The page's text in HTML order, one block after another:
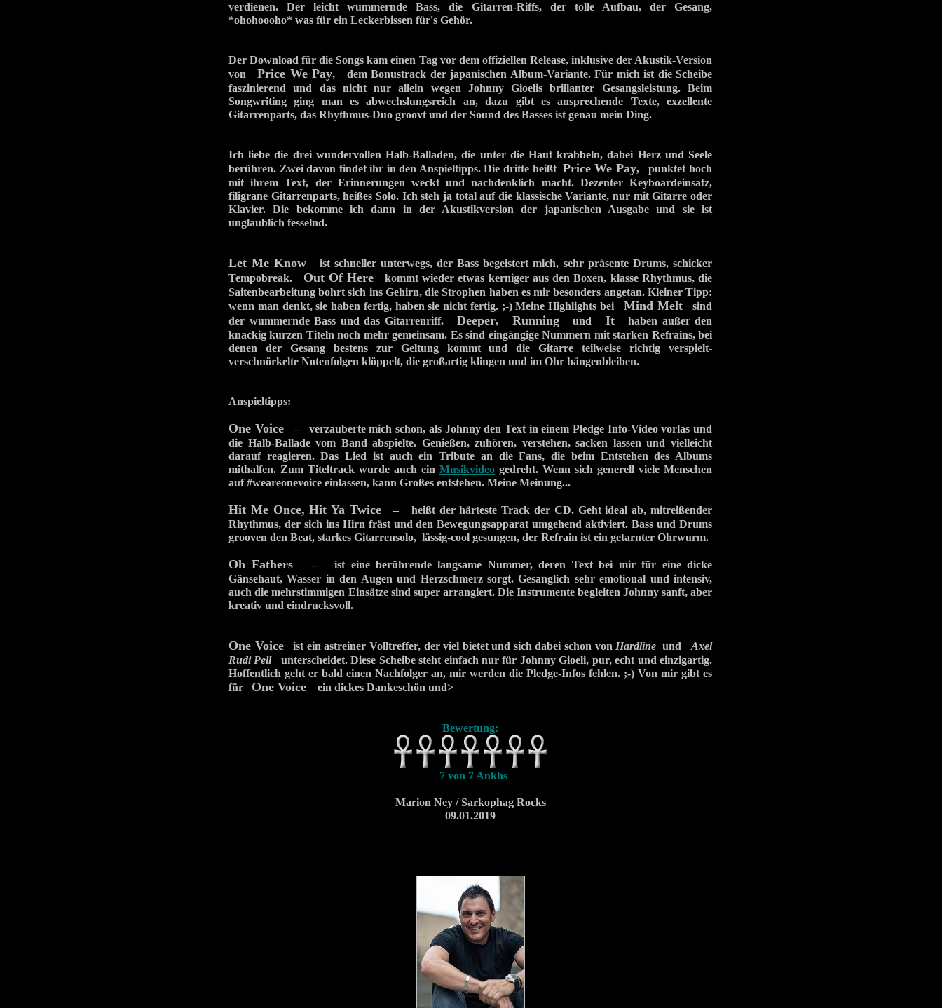
verdienen. Der leicht wummernde Bass, die Gitarren-Riffs, der tolle Aufbau, der Gesang,
*ohohoooho* was für ein Leckerbissen für's Gehör.
Der Download für die Songs kam einen Tag vor dem offiziellen Release, inklusive der Akustik-Version
vonPrice We Pay, dem Bonustrack der japanischen Album-Variante. Für mich ist die Scheibe
faszinierend und das nicht nur allein wegen Johnny Gioelis brillanter Gesangsleistung. Beim
Songwriting ging man es abwechslungsreich an, dazu gibt es ansprechende Texte, exzellente
Gitarrenparts, das Rhythmus-Duo groovt und der Sound des Basses ist genau mein Ding.
Ich liebe die drei wundervollen Halb-Balladen, die unter die Haut krabbeln, dabei Herz und Seele
berühren. Zwei davon findet ihr in den Anspieltipps. Die dritte heißt Price We Pay, punktet hoch
mit ihrem Text, der Erinnerungen weckt und nachdenklich macht. Dezenter Keyboardeinsatz,
filigrane Gitarrenparts, heißes Solo. Ich steh ja total auf die klassische Variante, nur mit Gitarre oder
Klavier. Die bekomme ich dann in der Akustikversion der japanischen Ausgabe und sie ist
unglaublich fesselnd.
Let Me Know ist schneller unterwegs, der Bass begeistert mich, sehr präsente Drums, schicker
Tempobreak. Out Of Here kommt wieder etwas kerniger aus den Boxen, klasse Rhythmus, die
Saitenbearbeitung bohrt sich ins Gehirn, die Strophen haben es mir besonders angetan. Kleiner Tipp:
wenn man denkt, sie haben fertig, haben sie nicht fertig. ;-) Meine Highlights bei Mind Meltsind
der wummernde Bass und das Gitarrenriff. Deeper, Runningund Ithaben außer den
knackig kurzen Titeln noch mehr gemeinsam. Es sind eingängige Nummern mit starken Refrains, bei
denen der Gesang bestens zur Geltung kommt und die Gitarre teilweise richtig verspielt-
verschnörkelte Notenfolgen klöppelt, die großartig klingen und im Ohr hängenbleiben.
Anspieltipps:
One Voice– verzauberte mich schon, als Johnny den Text in einem Pledge Info-Video vorlas und
die Halb-Ballade vom Band abspielte. Genießen, zuhören, verstehen, sacken lassen und vielleicht
darauf reagieren. Das Lied ist auch ein Tribute an die Fans, die beim Entstehen des Albums
mithalfen. Zum Titeltrack wurde auch ein Musikvideo gedreht. Wenn sich generell viele Menschen
auf #weareonevoice einlassen, kann Großes entstehen. Meine Meinung...
Hit Me Once, Hit Ya Twice – heißt der härteste Track der CD. Geht ideal ab, mitreißender
Rhythmus, der sich ins Hirn fräst und den Bewegungsapparat umgehend aktiviert. Bass und Drums
grooven den Beat, starkes Gitarrensolo, lässig-cool gesungen, der Refrain ist ein getarnter Ohrwurm.
Oh Fathers – ist eine berührende langsame Nummer, deren Text bei mir für eine dicke
Gänsehaut, Wasser in den Augen und Herzschmerz sorgt. Gesanglich sehr emotional und intensiv,
auch die mehrstimmigen Einsätze sind super arrangiert. Die Instrumente begleiten Johnny sanft, aber
kreativ und eindrucksvoll.
One Voiceist ein astreiner Volltreffer, der viel bietet und sich dabei schon von HardlineundAxel
Rudi Pellunterscheidet. Diese Scheibe steht einfach nur für Johnny Gioeli, pur, echt und einzigartig.
Hoffentlich geht er bald einen Nachfolger an, mir werden die Pledge-Infos fehlen. ;-) Von mir gibt es
für One Voice ein dickes Dankeschön und>
Bewertung:
7 von 7 Ankhs
Marion Ney / Sarkophag Rocks
09.01.2019